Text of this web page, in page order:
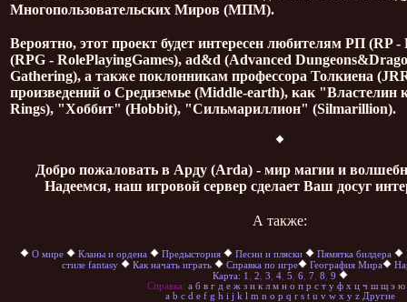
Многопользовательских Миров (МПМ).
Вероятно, этот проект будет интересен любителям РП (RP
(RPG - RolePlayingGames), ad&d (Advanced
Gathering), а также поклонникам профессора Толкиена
произведений о Средиземье (Middle-earth), как "Властелин
Rings), "Хоббит" (Hobbit), "Сильмариллион" (Silmarillion).
Добро пожаловать в Арду (Arda) - мир магии и
Надеемся, наш игровой сервер сделает Ваш досуг
А также:
О мире Кланы и ордена Предыстория Песни и пляски Пямятка билдера
стиле fantasy
Как начать играть Справка по игре География Мира
Карта: 1
2 3 4, 5 6, 7, 8
9
Справка: а б в г д е ж з и к л м н о п р с т у ф х ц ч ш щ э ю
a b c d e f g h i j k l m n o p q r s t u v w x y z Другие